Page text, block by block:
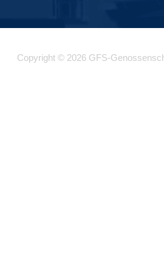
Copyright © 2026 GFS-